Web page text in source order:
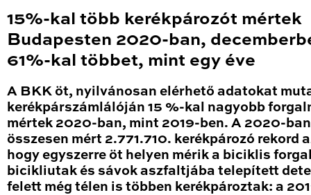
15%-kal több kerékpározót mértek
Budapesten 2020-ban,
61%-kal többet, mint egy éve
A BKK öt, nyilvánosan elérhető adatokat
kerékpárszámlálóján 15 %-kal nagyobb
mértek 2020-ban, mint 2019-ben. A 2020-ban
összesen mért 2.771.710. kerékpározó rekord
hogy egyszerre öt helyen mérik a biciklis
bicikliutak és sávok aszfaltjába telepített
felett még télen is többen kerékpároztak: a